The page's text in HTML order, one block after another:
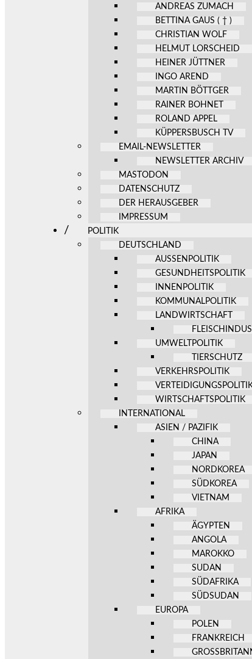
ANDREAS ZUMACH
BETTINA GAUS ( † )
CHRISTIAN WOLF
HELMUT LORSCHEID
HEINER JÜTTNER
INGO AREND
MARTIN BÖTTGER
RAINER BOHNET
ROLAND APPEL
KÜPPERSBUSCH TV
EMAIL-NEWSLETTER
NEWSLETTER ARCHIV
MASTODON
DATENSCHUTZ
DER HERAUSGEBER
IMPRESSUM
POLITIK
DEUTSCHLAND
AUSSENPOLITIK
GESUNDHEITSPOLITIK
INNENPOLITIK
KOMMUNALPOLITIK
LANDWIRTSCHAFT
UMWELTPOLITIK
TIERSCHUTZ
VERKEHRSPOLITIK
WIRTSCHAFTSPOLITIK
INTERNATIONAL
ASIEN / PAZIFIK
CHINA
JAPAN
NORDKOREA
SÜDKOREA
VIETNAM
AFRIKA
ÄGYPTEN
ANGOLA
MAROKKO
SUDAN
SÜDAFRIKA
SÜDSUDAN
EUROPA
POLEN
FRANKREICH